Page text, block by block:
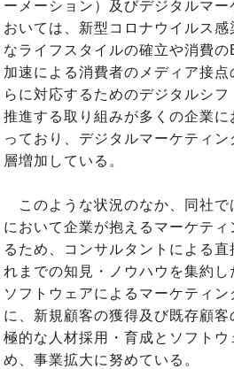
ーメーション）及びデジタルマ
おいては、新型コロナウイルス
なライフスタイルの確立や消費
加速による消費者のメディア接
らに対応するためのデジタルシ
推進する取り組みが多くの企業
っており、デジタルマーケティ
層増加している。
このような状況のなか、同社で
において企業が抱えるマーケテ
るため、コンサルタントによる直
れまでの知見・ノウハウを集約
ソフトウェアによるマーケティ
に、新規顧客の獲得及び既存顧
極的な人材採用・育成とソフト
め、事業拡大に努めている。